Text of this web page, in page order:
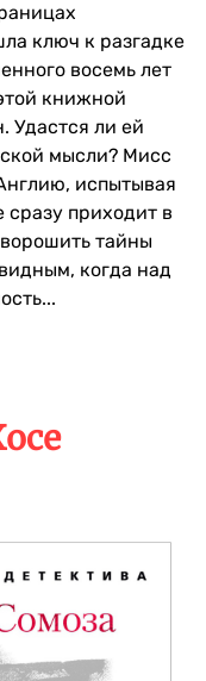
ключ к разгадке
восемь лет
книжной
Удастся ли ей
мысли? Мисс
испытывая
приходит в
тайны
когда над